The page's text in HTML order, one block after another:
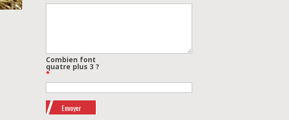
Combien font
quatre plus 3 ?
*